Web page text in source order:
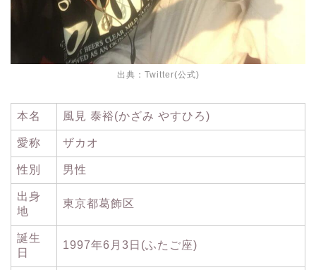
出典： Twitter(公式)
本名 風見 泰裕(かざみ やすひろ)
愛称 ザカオ
性別 男性
出身
地
東京都葛飾区
誕生
日
1997年6月3日(ふたご座)